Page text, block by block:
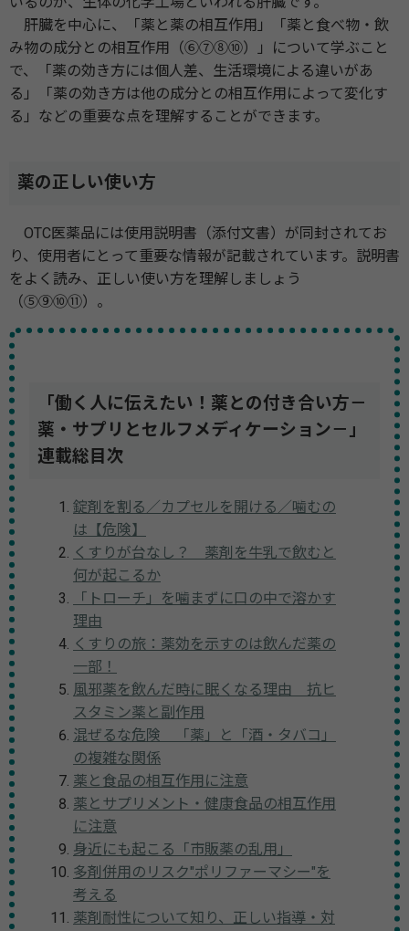
肝臓を中心に、「薬と薬の相互作用」「薬と食べ物・飲
み物の成分との相互作用（⑥⑦⑧⑩）」について学ぶこと
で、「薬の効き方には個人差、生活環境による違いがあ
る」「薬の効き方は他の成分との相互作用によって変化す
る」などの重要な点を理解することができます。
薬の正しい使い方
OTC医薬品には使用説明書（添付文書）が同封されてお
り、使用者にとって重要な情報が記載されています。説明書
をよく読み、正しい使い方を理解しましょう
（⑤⑨⑩⑪）。
「働く人に伝えたい！薬との付き合い方－
薬・サプリとセルフメディケーション－」
連載総目次
錠剤を割る／カプセルを開ける／噛むの
は【危険】
くすりが台なし？ 薬剤を牛乳で飲むと
何が起こるか
「トローチ」を噛まずに口の中で溶かす
理由
くすりの旅：薬効を示すのは飲んだ薬の
一部！
風邪薬を飲んだ時に眠くなる理由 抗ヒ
スタミン薬と副作用
混ぜるな危険 「薬」と「酒・タバコ」
の複雑な関係
薬と食品の相互作用に注意
薬とサプリメント・健康食品の相互作用
に注意
身近にも起こる「市販薬の乱用」
多剤併用のリスク"ポリファーマシー"を
考える
薬剤耐性について知り、正しい指導・対